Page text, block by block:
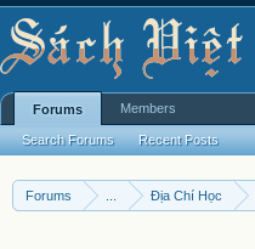
Forums Địa Chí Học
Forums
Search Forums Recent Posts
Members